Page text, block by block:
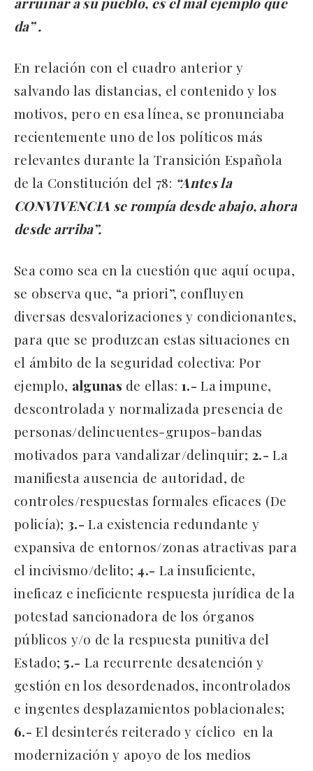
da” .
En relación con el cuadro anterior y
salvando las distancias, el contenido y los
motivos, pero en esa línea, se pronunciaba
recientemente uno de los políticos más
relevantes durante la Transición Española
de la Constitución del 78: “Antes la
CONVIVENCIA se rompía desde abajo, ahora
desde arriba”.
Sea como sea en la cuestión que aquí ocupa,
se observa que, “a priori”, confluyen
diversas desvalorizaciones y condicionantes,
para que se produzcan estas situaciones en
el ámbito de la seguridad colectiva: Por
ejemplo, algunas de ellas: 1.- La impune,
descontrolada y normalizada presencia de
personas/delincuentes-grupos-bandas
motivados para vandalizar/delinquir;2.- La
manifiesta ausencia de autoridad, de
controles/respuestas formales eficaces (De
policía);3.- La existencia redundante y
expansiva de entornos/zonas atractivas para
el incivismo/delito; 4.- La insuficiente,
ineficaz e ineficiente respuesta jurídica de la
potestad sancionadora de los órganos
públicos y/o de la respuesta punitiva del
Estado; 5.- La recurrente desatención y
gestión en los desordenados, incontrolados
e ingentes desplazamientos poblacionales;
6.- El desinterés reiterado y cíclico en la
modernización y apoyo de los medios